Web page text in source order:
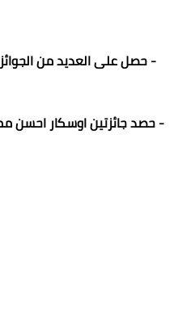
- حصل على العديد من الجوائز